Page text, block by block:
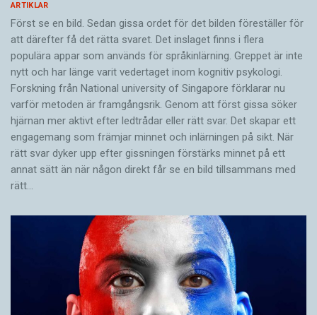
ARTIKLAR
Först se en bild. Sedan gissa ordet för det bilden föreställer för
att därefter få det rätta svaret. Det inslaget finns i flera
populära appar som används för språkinlärning. Greppet är inte
nytt och har länge varit vedertaget inom kognitiv psykologi.
Forskning från National university of Singa­pore förklarar nu
varför metoden är framgångsrik. Genom att först gissa ­söker
hjärnan mer aktivt ­efter ledtrådar eller rätt svar. Det skapar ett
engagemang som främjar minnet och inlärningen på sikt. När
rätt svar dyker upp efter gissningen förstärks minnet på ett
annat sätt än när någon direkt får se en bild tillsammans med
rätt…